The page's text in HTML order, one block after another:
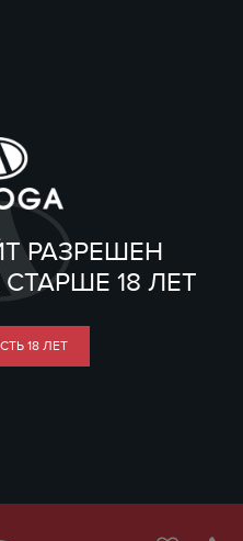
РАЗРЕШЕН
18 ЛЕТ
18 ЛЕТ